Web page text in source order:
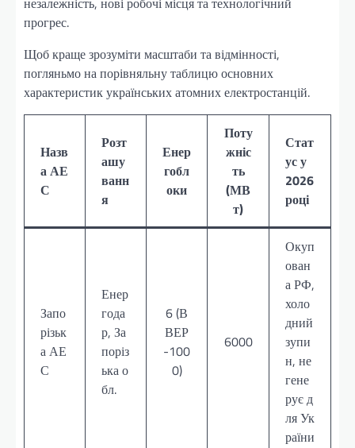
прогрес.
Щоб краще зрозуміти масштаби та відмінності,
погляньмо на порівняльну таблицю основних
характеристик українських атомних електростанцій.
Назв
а АЕ
С
Розт
ашу
ванн
я
Енер
гобл
оки
Поту
жніс
ть
(МВ
т)
Стат
ус у
2026
році
Запо
різьк
а АЕ
С
Енер
года
р, За
поріз
ька о
бл.
6 (В
ВЕР
-100
0)
6000
Окуп
ован
а РФ,
холо
дний
зупи
н, не
гене
рує д
ля Ук
раїни